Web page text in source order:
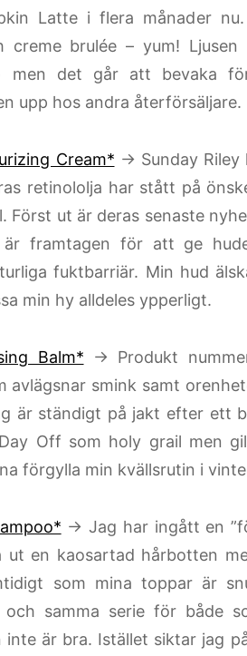
Latte i flera månader
creme brulée – yum!
det går att bevaka
upp hos andra återförsäljare.
Cream* → Sunday Riley
retinololja har stått på
ut är deras senaste
framtagen för att ge
fuktbarriär. Min hud
min hy alldeles ypperligt.
Balm* → Produkt
avlägsnar smink samt
är ständigt på jakt efter ett
Off som holy grail men
förgylla min kvällsrutin i
→ Jag har ingått en
ut en kaosartad hårbotten
som mina toppar är
samma serie för både
inte är bra. Istället siktar jag